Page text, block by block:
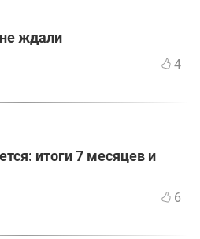
ждали
4
итоги 7 месяцев и
6